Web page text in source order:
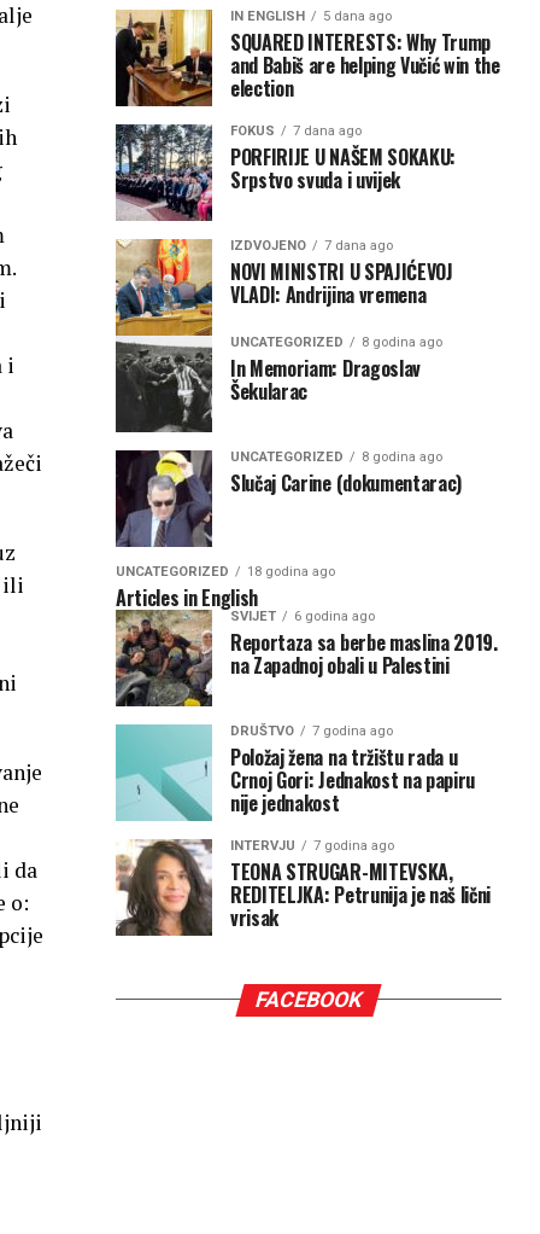
i
ili
da
o:
IN ENGLISH 5 dana ago
SQUARED INTERESTS: Why Trump
and Babiš are helping Vučić win the
election
FOKUS 7 dana ago
PORFIRIJE U NAŠEM SOKAKU:
Srpstvo svuda i uvijek
IZDVOJENO 7 dana ago
NOVI MINISTRI U SPAJIĆEVOJ
VLADI: Andrijina vremena
UNCATEGORIZED 8 godina ago
In Memoriam: Dragoslav
Šekularac
UNCATEGORIZED 8 godina ago
Slučaj Carine (dokumentarac)
UNCATEGORIZED 18 godina ago
Articles in English
SVIJET 6 godina ago
Reportaza sa berbe maslina 2019.
na Zapadnoj obali u Palestini
DRUŠTVO 7 godina ago
Položaj žena na tržištu rada u
Crnoj Gori: Jednakost na papiru
nije jednakost
INTERVJU 7 godina ago
TEONA STRUGAR-MITEVSKA,
REDITELJKA: Petrunija je naš lični
vrisak
FACEBOOK